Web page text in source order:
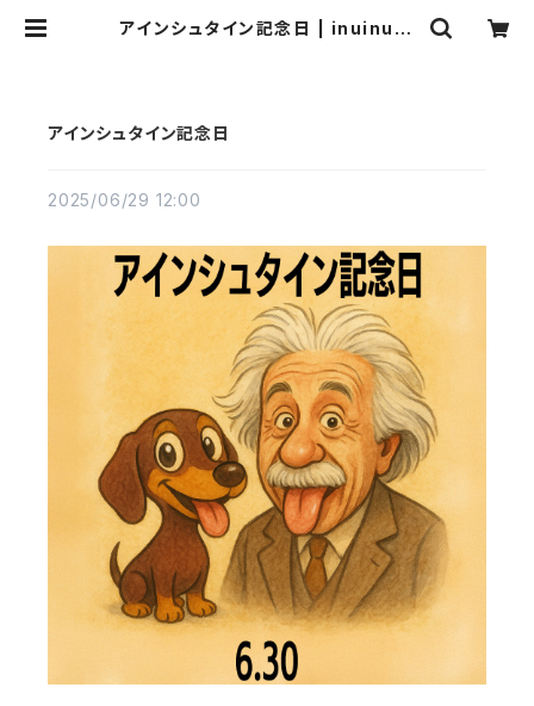
アインシュタイン記念日 | inuinuto
アインシュタイン記念日
2025/06/29 12:00